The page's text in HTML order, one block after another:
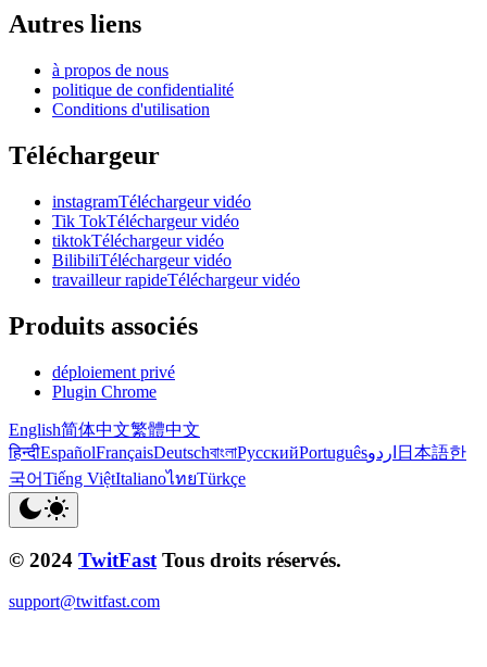
Autres liens
à propos de nous
politique de confidentialité
Conditions d'utilisation
Téléchargeur
instagramTéléchargeur vidéo
Tik TokTéléchargeur vidéo
tiktokTéléchargeur vidéo
BilibiliTéléchargeur vidéo
travailleur rapideTéléchargeur vidéo
Produits associés
déploiement privé
Plugin Chrome
English简体中文繁體中文
हिन्दीEspañolFrançaisDeutschবাংলাРусскийPortuguêsاردو 日本語한
국어Tiếng ViệtItalianoไทยTürkçe
© 2024 TwitFast Tous droits réservés.
support@twitfast.com